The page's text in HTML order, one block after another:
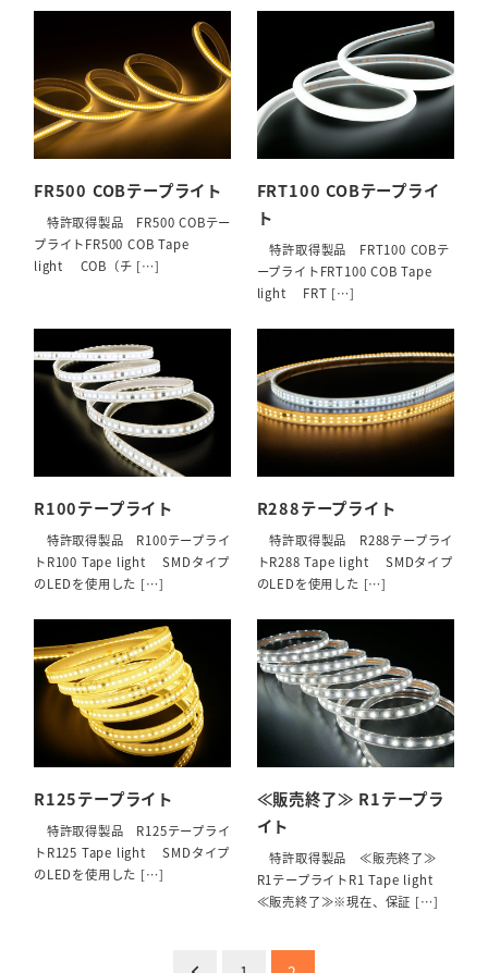
FR500 COBテープライト
特許取得製品 FR500 COBテー
プライトFR500 COB Tape
light COB（チ […]
FRT100 COBテープライ
ト
特許取得製品 FRT100 COBテ
ープライトFRT100 COB Tape
light FRT […]
R100テープライト
特許取得製品 R100テープライ
トR100 Tape light SMDタイプ
のLEDを使用した […]
R288テープライト
特許取得製品 R288テープライ
トR288 Tape light SMDタイプ
のLEDを使用した […]
R125テープライト
特許取得製品 R125テープライ
トR125 Tape light SMDタイプ
のLEDを使用した […]
≪販売終了≫ R1テープラ
イト
特許取得製品 ≪販売終了≫
R1テープライトR1 Tape light
≪販売終了≫※現在、保証 […]